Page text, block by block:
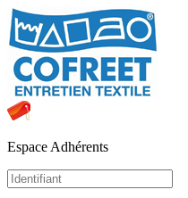
Espace Adhérents